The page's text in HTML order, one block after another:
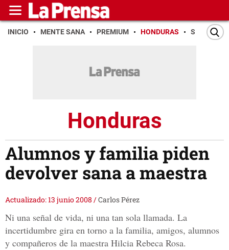
INICIO MENTE SANA PREMIUM HONDURAS SAN PEDRO
Honduras
Alumnos y familia piden
devolver sana a maestra
Actualizado: 13 junio 2008 /Carlos Pérez
Ni una señal de vida, ni una tan sola llamada. La
incertidumbre gira en torno a la familia, amigos, alumnos
y compañeros de la maestra Hilcia Rebeca Rosa.